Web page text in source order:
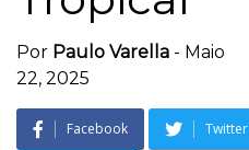
Por Paulo Varella - Maio
22, 2025
Facebook Twitter